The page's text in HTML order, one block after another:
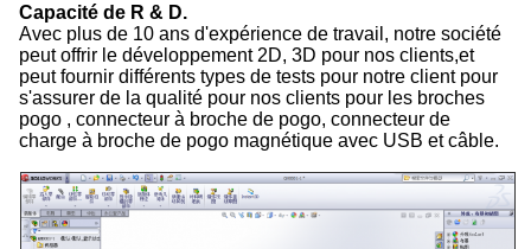
Capacité de R & D.
Avec plus de 10 ans d'expérience de travail, notre société
peut offrir le développement 2D, 3D pour nos clients,et
peut fournir différents types de tests pour notre client pour
s'assurer de la qualité pour nos clients pour les broches
pogo , connecteur à broche de pogo, connecteur de
charge à broche de pogo magnétique avec USB et câble.